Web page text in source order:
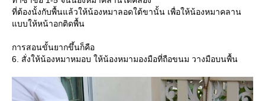
ที่ต้องนั้งกับพื้นแล้วให้น้องหมาลอดใต้ขานั้น เพื่อให้น้องหมาคลาน
บบให้หน้าอกติดพื้น
การสอนขั้นยากขึ้นก็คือ
6. สั่งให้น้องหมาหมอบ ให้น้องหมามองมือที่ถือขนม วางมือบนพื้น